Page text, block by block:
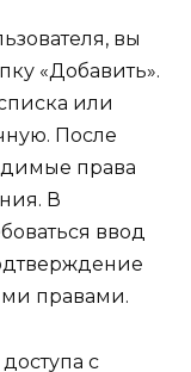
вы
«Добавить».
или
После
права
В
ввод
правами.
с